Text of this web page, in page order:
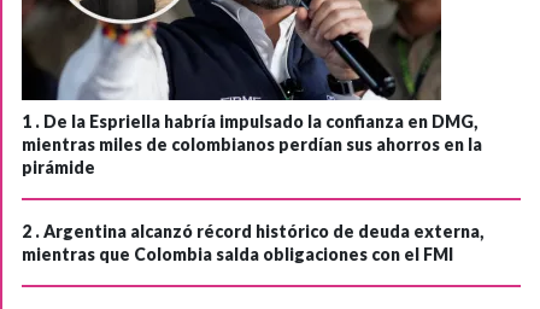
1 . De la Espriella habría impulsado la confianza en DMG,
mientras miles de colombianos perdían sus ahorros en la
pirámide
2 .Argentina alcanzó récord histórico de deuda externa,
mientras que Colombia salda obligaciones con el FMI